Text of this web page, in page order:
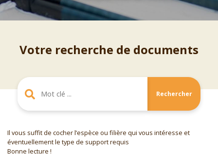
Votre recherche de documents
Rechercher
Il vous suffit de cocher l’espèce ou filière qui vous intéresse et
éventuellement le type de support requis
Bonne lecture !